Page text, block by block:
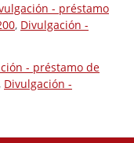
- préstamo
, Divulgación -
- préstamo de
Divulgación -